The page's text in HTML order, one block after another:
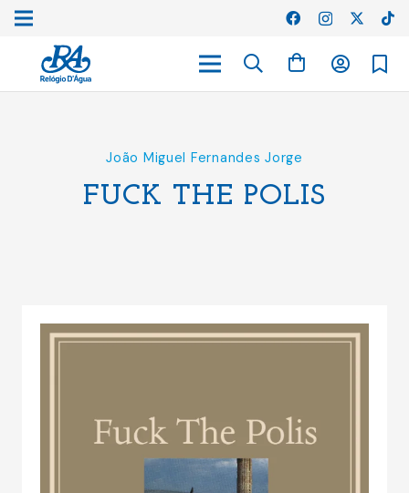
João Miguel Fernandes Jorge
FUCK THE POLIS